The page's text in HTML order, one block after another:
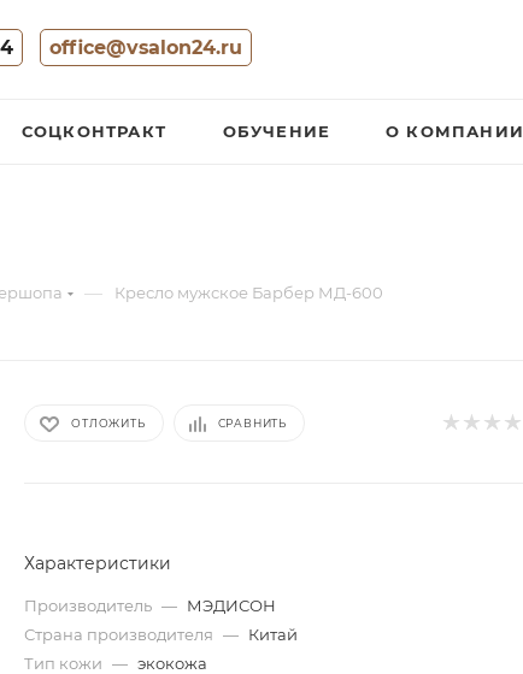
office@vsalon24.ru
СОЦКОНТРАКТ ОБУЧЕНИЕ О КОМПАНИИ
— Кресло мужское Барбер МД-600
ОТЛОЖИТЬ СРАВНИТЬ
Характеристики
Производитель — МЭДИСОН
Страна производителя — Китай
Тип кожи — экокожа